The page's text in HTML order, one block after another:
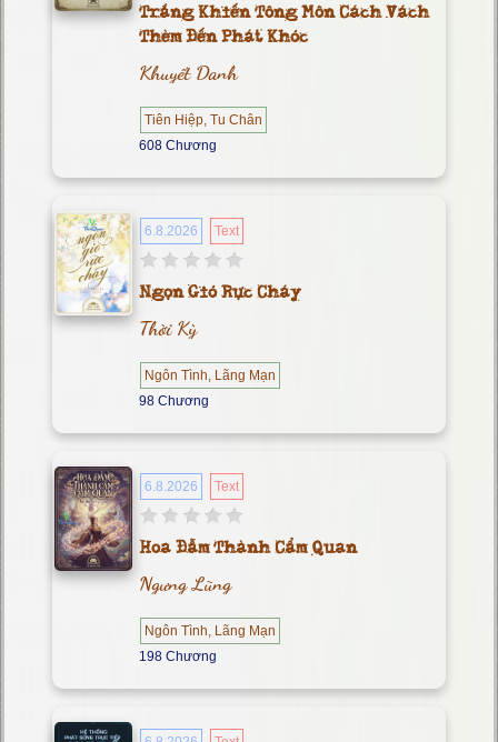
Trắng Khiến Tông Môn Cách Vách
Thèm Đến Phát Khóc
Khuyết Danh
Tiên Hiệp, Tu Chân
608 Chương
6.8.2026 Text
Ngọn Gió Rực Cháy
Thời Kỳ
Ngôn Tình, Lãng Mạn
98 Chương
6.8.2026 Text
Hoa Đẫm Thành Cẩm Quan
Ngưng Lũng
Ngôn Tình, Lãng Mạn
198 Chương